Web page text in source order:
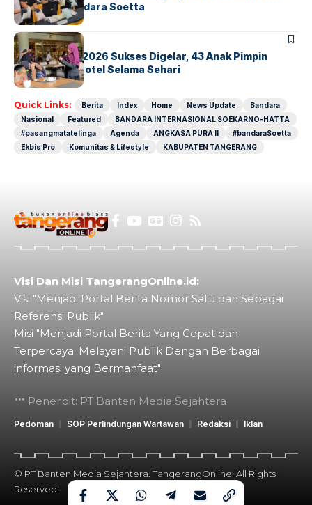
Ekstasi di Bandara Soetta
BERITAINDEX
GM For A Day 2026 Sukses Digelar, 43 Anak Pimpin
Operasional Hotel Selama Sehari
Quick Links: Berita Index Home News Update
Bandara
Nasional
Featured
BANDARA INTERNASIONAL SOEKARNO-HATTA
#pasangmatatelinga
Agenda ANGKASA PURA II
#bandaraSoetta
Ekbis Pro
Komunitas & Lifestyle KABUPATEN TANGERANG
Visi Dan Misi TangerangOnline.id:
Visi "Menjadi Portal Berita Nomor Satu dan Sebagai
Referensi Publik"
Misi "Menjadi Portal Berita Yang Cepat dan
Terpercaya. Melayani Publik Dengan Berbagai
informasi yang Bermanfaat"
Penerbit: PT Banten Media Sejahtera
Pedoman SOP Perlindungan Wartawan Redaksi Iklan
© PT Banten Media Sejahtera. TangerangOnline. All Rights
Reserved.